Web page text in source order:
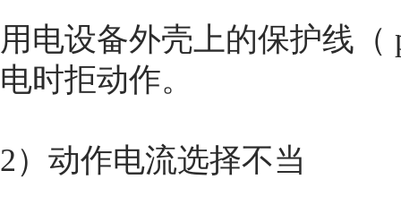
用电设备外壳上的保护线（
电时拒动作。
2）动作电流选择不当